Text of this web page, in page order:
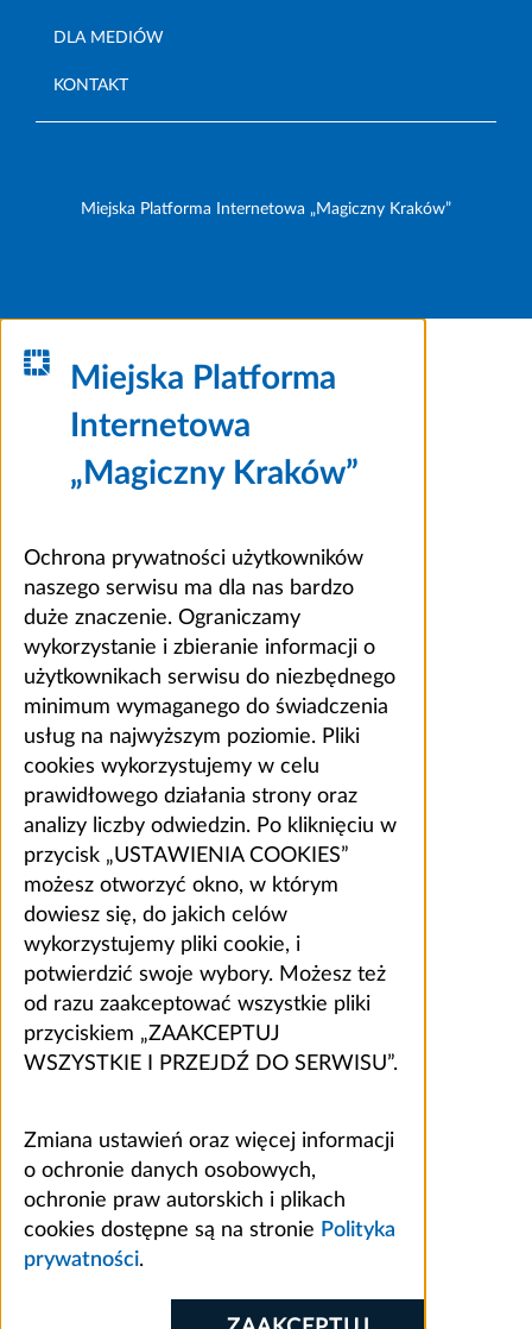
DLA MEDIÓW
KONTAKT
Miejska Platforma Internetowa „Magiczny Kraków”
Miejska Platforma
Internetowa
„Magiczny Kraków”
Ochrona prywatności użytkowników
naszego serwisu ma dla nas bardzo
duże znaczenie. Ograniczamy
wykorzystanie i zbieranie informacji o
użytkownikach serwisu do niezbędnego
minimum wymaganego do świadczenia
usług na najwyższym poziomie. Pliki
cookies wykorzystujemy w celu
prawidłowego działania strony oraz
analizy liczby odwiedzin. Po kliknięciu w
przycisk „USTAWIENIA COOKIES”
możesz otworzyć okno, w którym
dowiesz się, do jakich celów
wykorzystujemy pliki cookie, i
potwierdzić swoje wybory. Możesz też
od razu zaakceptować wszystkie pliki
przyciskiem „ZAAKCEPTUJ
WSZYSTKIE I PRZEJDŹ DO SERWISU”.
Zmiana ustawień oraz więcej informacji
o ochronie danych osobowych,
ochronie praw autorskich i plikach
cookies dostępne są na stronie Polityka
prywatności.